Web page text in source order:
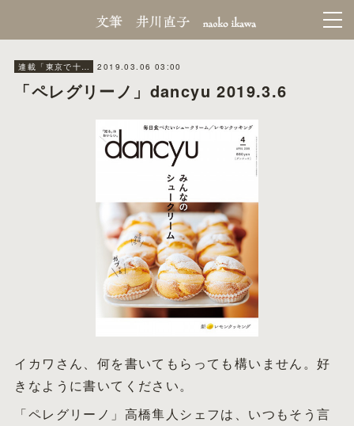
連載「東京で十年。」dancyu 2019.03.06 03:00
「ペレグリーノ」dancyu 2019.3.6
イカワさん、何を書いてもらっても構いません。好
きなように書いてください。
「ペレグリーノ」高橋隼人シェフは、いつもそう言